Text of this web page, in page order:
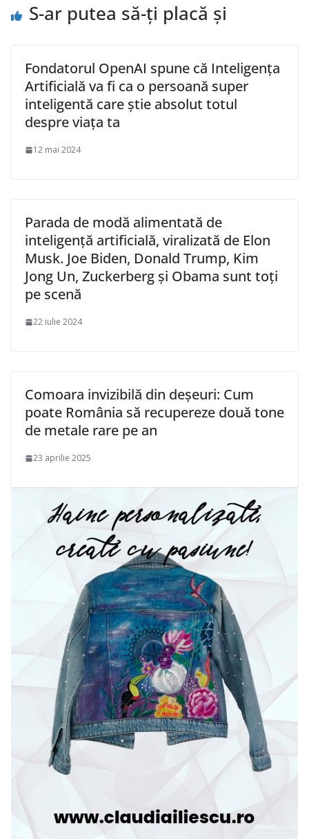
S-ar putea să-ți placă și
Fondatorul OpenAI spune că Inteligența
Artificială va fi ca o persoană super
inteligentă care știe absolut totul
despre viața ta
12 mai 2024
Parada de modă alimentată de
inteligență artificială, viralizată de Elon
Musk. Joe Biden, Donald Trump, Kim
Jong Un, Zuckerberg și Obama sunt toți
pe scenă
22 iulie 2024
Comoara invizibilă din deșeuri: Cum
poate România să recupereze două tone
de metale rare pe an
23 aprilie 2025